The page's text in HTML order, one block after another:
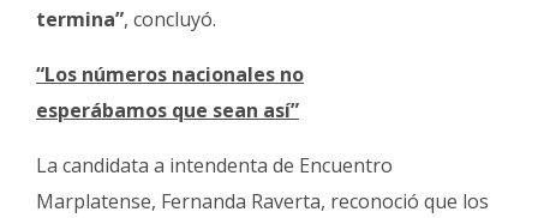
termina”, concluyó.
“Los números nacionales no
esperábamos que sean así”
La candidata a intendenta de Encuentro
Marplatense, Fernanda Raverta, reconoció que los